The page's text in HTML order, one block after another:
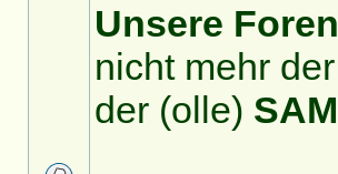
Unsere
nicht mehr
der (olle)